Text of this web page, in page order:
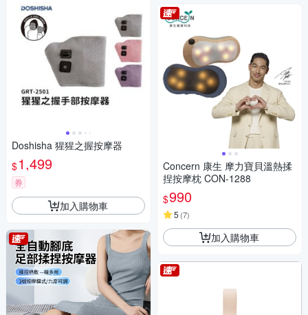
Doshisha 猩猩之握按摩器
$1,499
券
加入購物車
Concern 康生 摩力寶貝溫熱揉
捏按摩枕 CON-1288
$990
5 (7)
加入購物車